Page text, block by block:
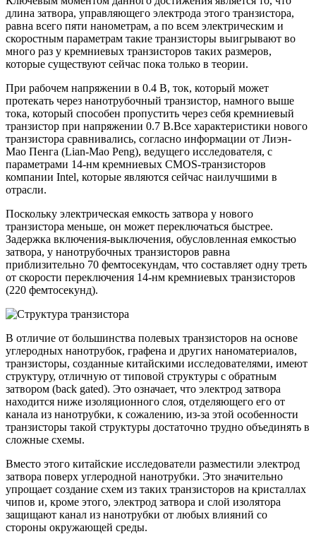
длина затвора, управляющего электрода этого транзистора,
равна всего пяти нанометрам, а по всем электрическим и
скоростным параметрам такие транзисторы выигрывают во
много раз у кремниевых транзисторов таких размеров,
которые существуют сейчас пока только в теории.
При рабочем напряжении в 0.4 В, ток, который может
протекать через нанотрубочный транзистор, намного выше
тока, который способен пропустить через себя кремниевый
транзистор при напряжении 0.7 В.Все характеристики нового
транзистора сравнивались, согласно информации от Лиэн-
Мао Пенга (Lian-Mao Peng), ведущего исследователя, с
параметрами 14-нм кремниевых CMOS-транзисторов
компании Intel, которые являются сейчас наилучшими в
отрасли.
Поскольку электрическая емкость затвора у нового
транзистора меньше, он может переключаться быстрее.
Задержка включения-выключения, обусловленная емкостью
затвора, у нанотрубочных транзисторов равна
приблизительно 70 фемтосекундам, что составляет одну треть
от скорости переключения 14-нм кремниевых транзисторов
(220 фемтосекунд).
В отличие от большинства полевых транзисторов на основе
углеродных нанотрубок, графена и других наноматериалов,
транзисторы, созданные китайскими исследователями, имеют
структуру, отличную от типовой структуры с обратным
затвором (back gated). Это означает, что электрод затвора
находится ниже изоляционного слоя, отделяющего его от
канала из нанотрубки, к сожалению, из-за этой особенности
транзисторы такой структуры достаточно трудно объединять в
сложные схемы.
Вместо этого китайские исследователи разместили электрод
затвора поверх углеродной нанотрубки. Это значительно
упрощает создание схем из таких транзисторов на кристаллах
чипов и, кроме этого, электрод затвора и слой изолятора
защищают канал из нанотрубки от любых влияний со
стороны окружающей среды.